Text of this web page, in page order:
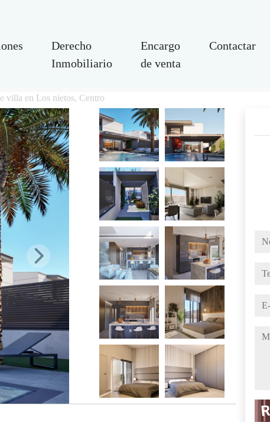
Derecho
Inmobiliario
Encargo
de venta
Contactar
villa en Los nietos, Centro
e-